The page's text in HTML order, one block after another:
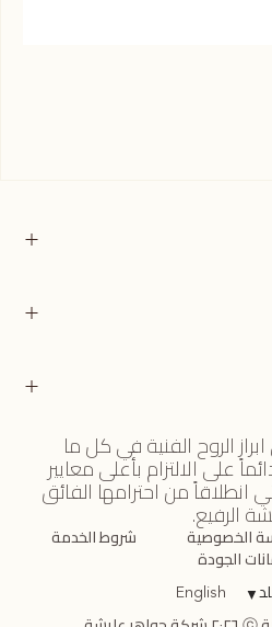
الروح الفنية في كل ما
على الالتزام بأعلى معايير
انطلاقاً من احترامها الفائق
الرفيع.
الخصوصية شروط الخدمة
الجودة
▼
English